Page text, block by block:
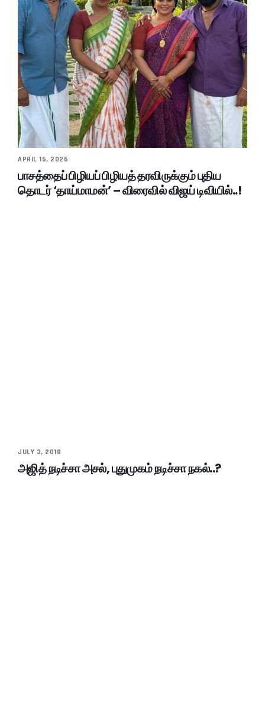
APRIL 15, 2026
பாசத்தைப் பிழியப் பிழியத் தரவிருக்கும் புதிய
தொடர் ‘தாய்மாமன்’ – விரைவில் விஜய் டிவியில்..!
JULY 3, 2018
அஜித் நடிச்சா அசல், புதுமுகம் நடிச்சா நகல்..?